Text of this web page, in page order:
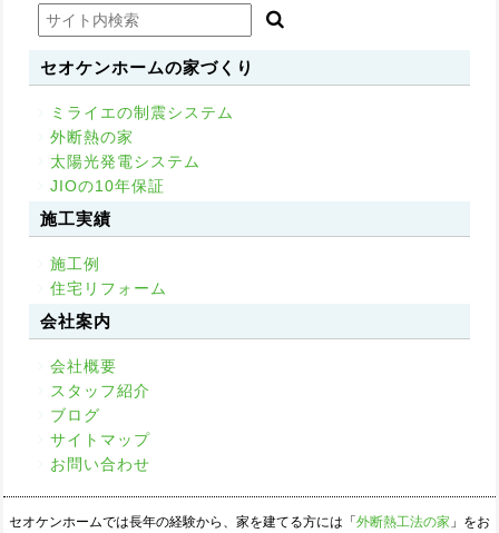
セオケンホームの家づくり
ミライエの制震システム
外断熱の家
太陽光発電システム
JIOの10年保証
施工実績
施工例
住宅リフォーム
会社案内
会社概要
スタッフ紹介
ブログ
サイトマップ
お問い合わせ
セオケンホームでは長年の経験から、家を建てる方には「外断熱工法の家 」をお